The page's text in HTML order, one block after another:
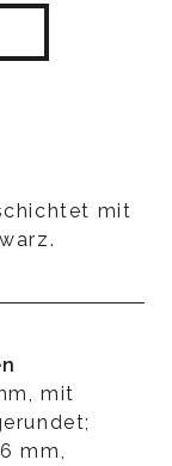
mit
mit
mm,